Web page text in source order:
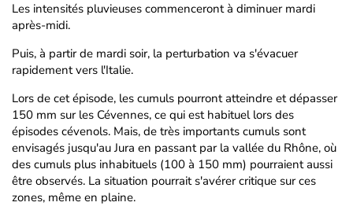
Les intensités pluvieuses commenceront à diminuer mardi
après-midi.
Puis, à partir de mardi soir, la perturbation va s'évacuer
rapidement vers l'Italie.
Lors de cet épisode, les cumuls pourront atteindre et dépasser
150 mm sur les Cévennes, ce qui est habituel lors des
épisodes cévenols. Mais, de très importants cumuls sont
envisagés jusqu'au Jura en passant par la vallée du Rhône, où
des cumuls plus inhabituels (100 à 150 mm) pourraient aussi
être observés. La situation pourrait s'avérer critique sur ces
zones, même en plaine.